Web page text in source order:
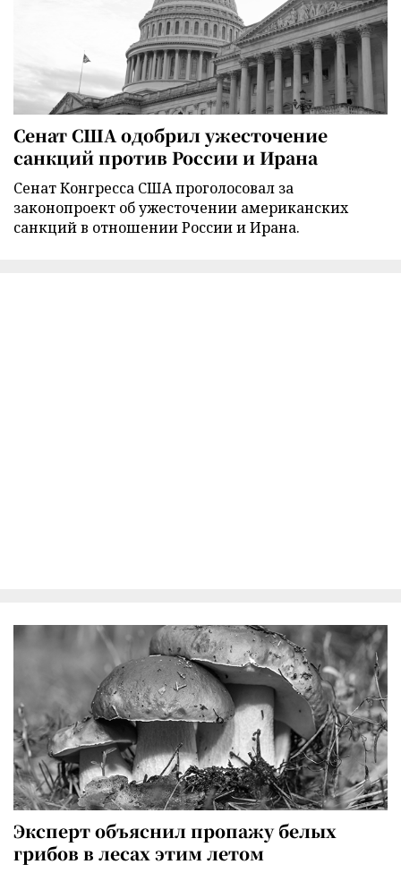
Сенат США одобрил ужесточение
санкций против России и Ирана
Сенат Конгресса США проголосовал за
законопроект об ужесточении американских
санкций в отношении России и Ирана.
Эксперт объяснил пропажу белых
грибов в лесах этим летом